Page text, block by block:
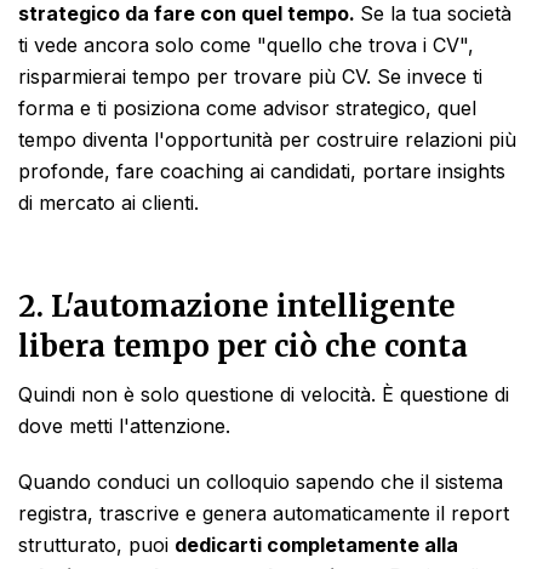
strategico da fare con quel tempo. Se la tua società
ti vede ancora solo come "quello che trova i CV",
risparmierai tempo per trovare più CV. Se invece ti
forma e ti posiziona come advisor strategico, quel
tempo diventa l'opportunità per costruire relazioni più
profonde, fare coaching ai candidati, portare insights
di mercato ai clienti.
2. L'automazione intelligente
libera tempo per ciò che conta
Quindi non è solo questione di velocità. È questione di
dove metti l'attenzione.
Quando conduci un colloquio sapendo che il sistema
registra, trascrive e genera automaticamente il report
strutturato, puoi dedicarti completamente alla